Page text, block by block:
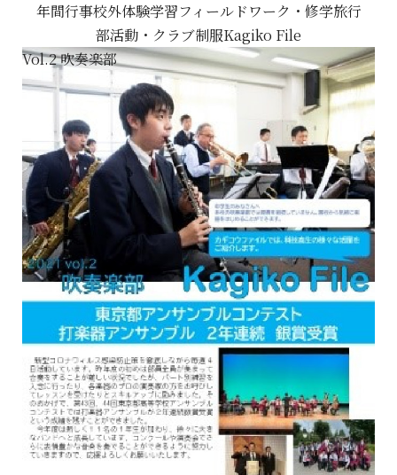
年間行事校外体験学習フィールドワーク・修学旅行
部活動・クラブ制服Kagiko File
Vol.2 吹奏楽部